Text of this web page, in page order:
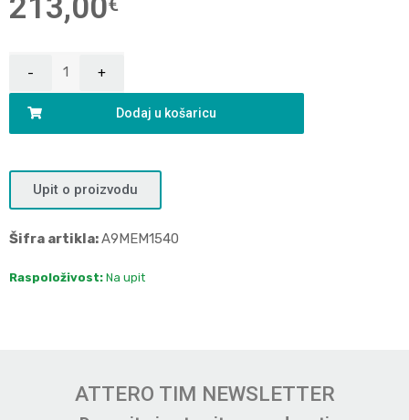
213,00€
Dodaj u košaricu
Upit o proizvodu
Šifra artikla:A9MEM1540
Raspoloživost: Na upit
ATTERO TIM NEWSLETTER